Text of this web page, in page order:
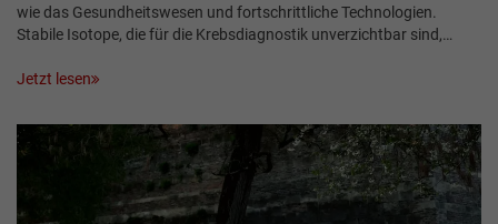
wie das Gesundheitswesen und fortschrittliche Technologien.
Stabile Isotope, die für die Krebsdiagnostik unverzichtbar sind,…
Jetzt lesen